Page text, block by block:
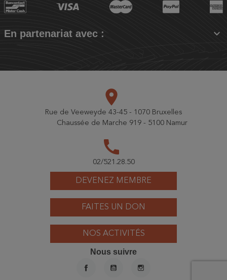
En partenariat avec : 
DEVENEZ MEMBRE
FAITES UN DON
NOS ACTIVITÉS
place
Rue de Veeweyde 43-45 - 1070 Bruxelles
Chaussée de Marche 919 - 5100 Namur
call
02/521.28.50
Nous suivre